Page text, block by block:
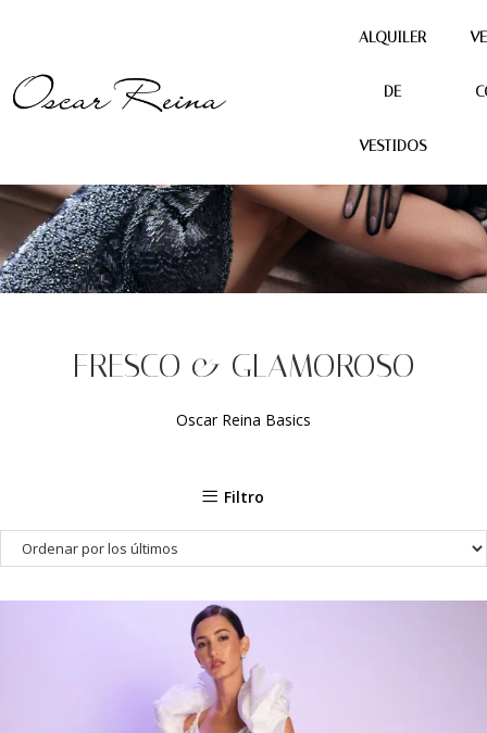
ALQUILER
DE
VESTIDOS
FRESCO & GLAMOROSO
Oscar Reina Basics
Filtro